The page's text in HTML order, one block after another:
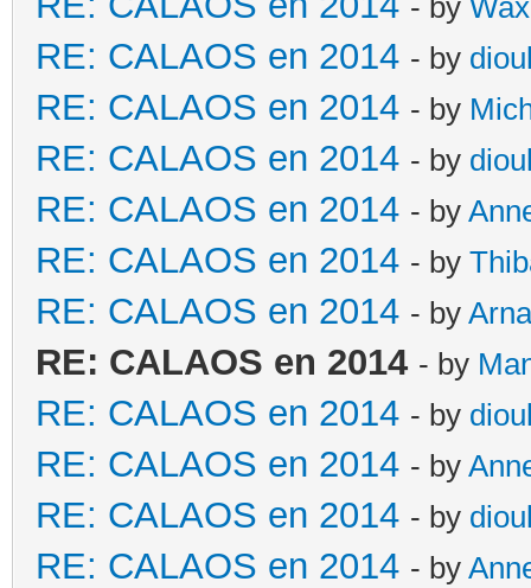
RE: CALAOS en 2014 - by
RE: CALAOS en 2014 - by
RE: CALAOS en 2014 - by
RE: CALAOS en 2014 - by
RE: CALAOS en 2014 - by
RE: CALAOS en 2014 - by
RE: CALAOS en 2014 - by
RE: CALAOS en 2014 - by
RE: CALAOS en 2014 - by
RE: CALAOS en 2014 - by
RE: CALAOS en 2014 - by